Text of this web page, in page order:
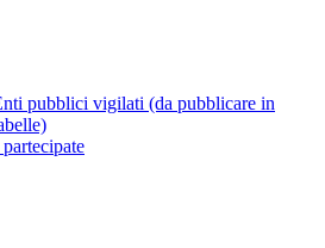
pubblici vigilati (da pubblicare in